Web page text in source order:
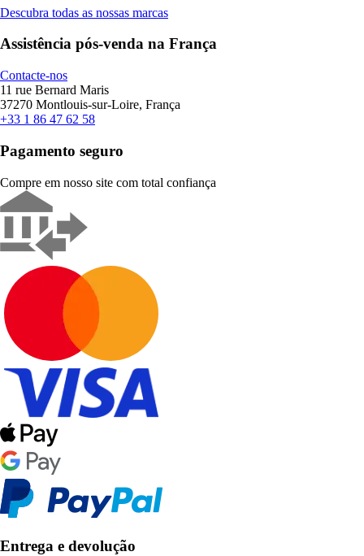
Descubra todas as nossas marcas
Assistência pós-venda na França
Contacte-nos
11 rue Bernard Maris
37270 Montlouis-sur-Loire, França
+33 1 86 47 62 58
Pagamento seguro
Compre em nosso site com total confiança
Entrega e devolução